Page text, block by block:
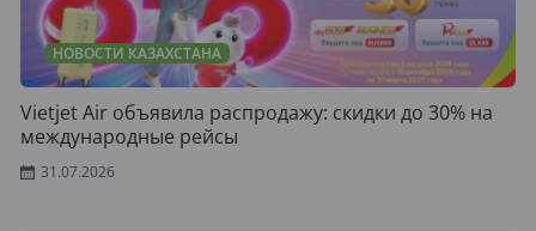
НОВОСТИ КАЗАХСТАНА
Vietjet Air объявила распродажу: скидки до 30% на
международные рейсы
31.07.2026